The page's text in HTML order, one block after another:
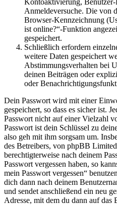
Anmeldeversuche. Die von
Browser-Kennzeichnung
ist online?“-Funktion
gespeichert.
Schließlich erfordern
weitere Daten gespeichert
Abstimmungsverhalten bei
deinen Beiträgen oder
oder
Dein Passwort wird mit einer
gespeichert, so dass es sicher ist.
Passwort nicht auf einer Vielzahl
Passwort ist dein Schlüssel zu
also geh mit ihm sorgsam um.
des Betreibers, von phpBB
berechtigterweise nach deinem
Passwort vergessen haben, so
mein Passwort vergessen“
dich dann nach deinem
und sendet anschließend ein neu
Adresse, mit dem du dann auf das